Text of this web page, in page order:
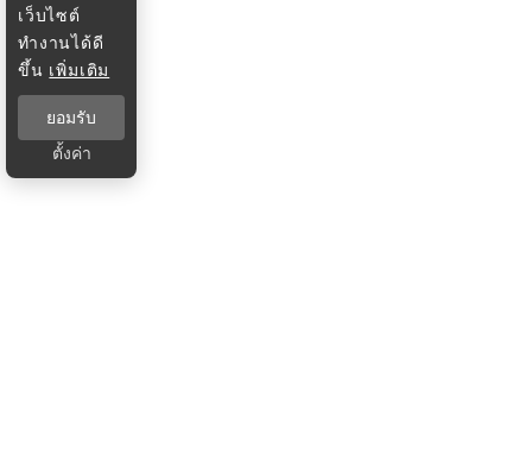
เว็บไซต์
ทำงานได้ดี
ขึ้น เพิ่มเติม
ยอมรับ
ตั้งค่า